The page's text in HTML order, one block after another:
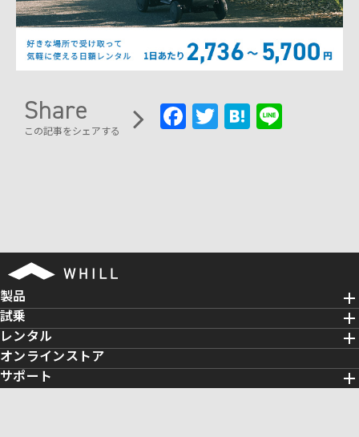
Share
この記事をシェアする FaT H Li
製品
試乗
レンタル
オンラインストア
サポート